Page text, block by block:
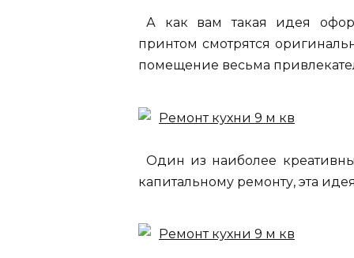
А как вам такая идея
принтом смотрятся
помещение весьма
Один из наиболее
капитальному ремонту, эта